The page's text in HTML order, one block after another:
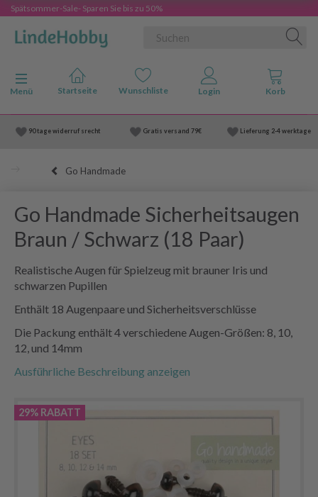
Spätsommer-Sale- Sparen Sie bis zu 50%
Anzeige ändern
Menü
90 tage widerruf srecht Gratis versand 79€ Lieferung 2-4 werktage
Go Handmade
Go Handmade Sicherheitsaugen
Braun / Schwarz (18 Paar)
Realistische Augen für Spielzeug mit brauner Iris und
schwarzen Pupillen
Enthält 18 Augenpaare und Sicherheitsverschlüsse
Die Packung enthält 4 verschiedene Augen-Größen: 8, 10,
12, und 14mm
Ausführliche Beschreibung anzeigen
29% RABATT